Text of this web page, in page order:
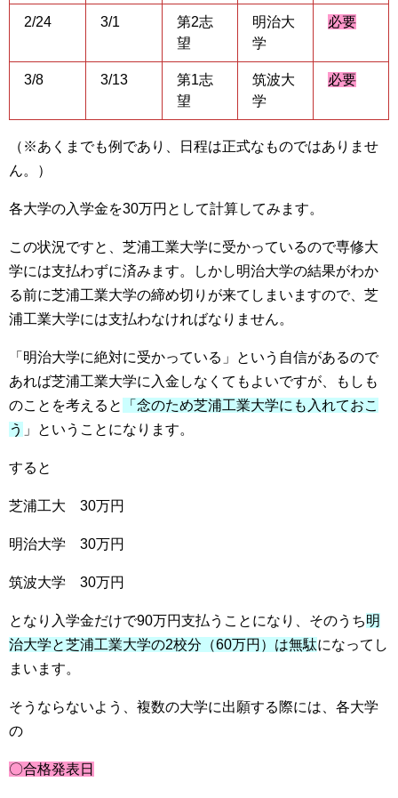
2/24 3/1
第2志
望
明治大
学
必要
3/8 3/13
第1志
望
筑波大
学
必要
（※あくまでも例であり、日程は正式なものではありませ
ん。）
各大学の入学金を30万円として計算してみます。
この状況ですと、芝浦工業大学に受かっているので専修大
学には支払わずに済みます。しかし明治大学の結果がわか
る前に芝浦工業大学の締め切りが来てしまいますので、芝
浦工業大学には支払わなければなりません。
「明治大学に絶対に受かっている」という自信があるので
あれば芝浦工業大学に入金しなくてもよいですが、もしも
のことを考えると
「念のため芝浦工業大学にも入れておこ
う 」ということになります。
すると
芝浦工大 30万円
明治大学 30万円
筑波大学 30万円
となり入学金だけで90万円支払うことになり、そのうち明
治大学と芝浦工業大学の2校分（60万円）は無駄になってし
まいます。
そうならないよう、複数の大学に出願する際には、各大学
の
〇合格発表日